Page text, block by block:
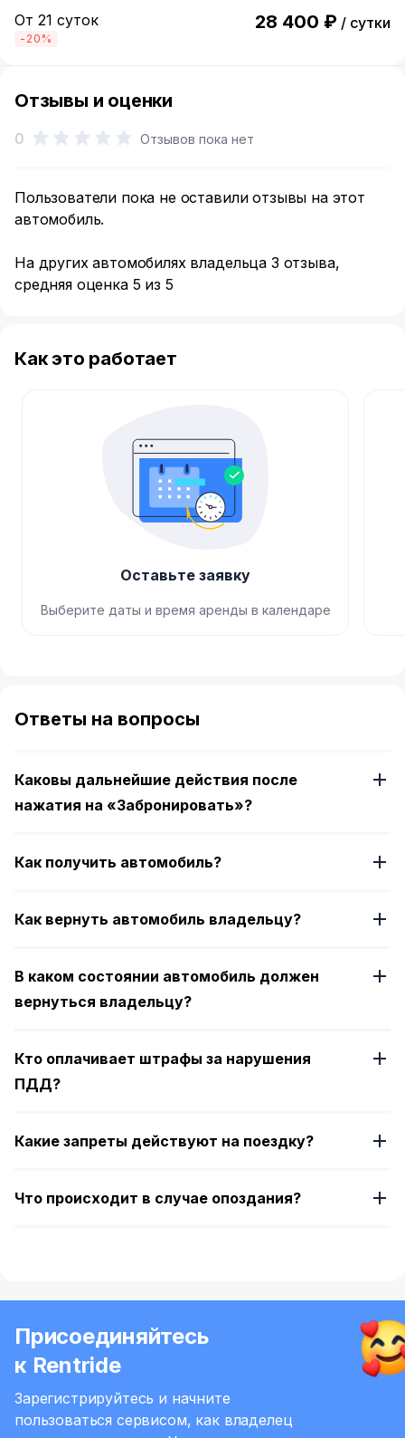
От 21 суток
-20%
28 400 ₽ / сутки
Отзывы и оценки
0 Отзывов пока нет
Пользователи пока не оставили отзывы на этот
автомобиль.
На других автомобилях владельца 3 отзыва,
средняя оценка 5 из 5
Как это работает
Оставьте заявку
Выберите даты и время аренды в календаре
of
4
Ответы на вопросы
Каковы дальнейшие действия после
нажатия на «Забронировать»?
Как получить автомобиль?
Как вернуть автомобиль владельцу?
В каком состоянии автомобиль должен
вернуться владельцу?
Кто оплачивает штрафы за нарушения
ПДД?
Какие запреты действуют на поездку?
Что происходит в случае опоздания?
Присоединяйтесь
к Rentride
Зарегистрируйтесь и начните
пользоваться сервисом, как владелец